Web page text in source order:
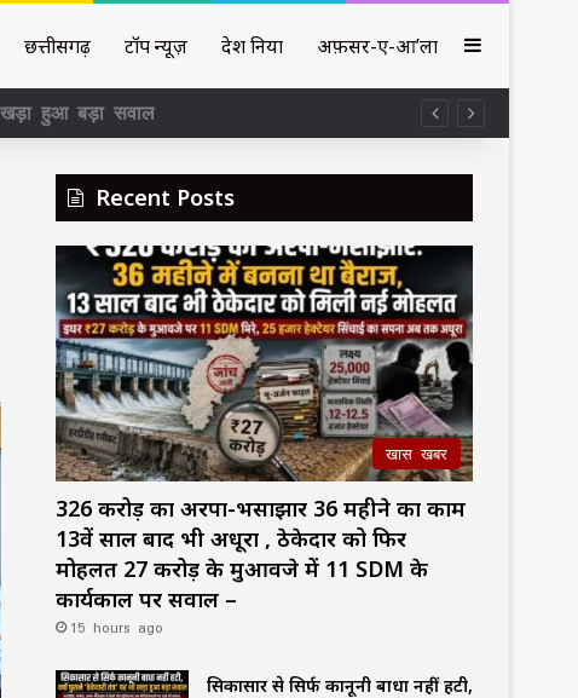
छत्तीसगढ़ टॉप न्यूज़ देश दुनिया अफ़सर-ए-आ’ला
Sidebar
खड़ा हुआ बड़ा सवाल
Recent Posts
खास खबर
326 करोड़ का अरपा-भैंसाझार 36 महीने का काम
13वें साल बाद भी अधूरा , ठेकेदार को फिर
मोहलत ₹27 करोड़ के मुआवजे में 11 SDM के
कार्यकाल पर सवाल –
15 hours ago
सिकासार से सिर्फ कानूनी बाधा नहीं हटी,